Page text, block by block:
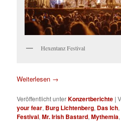
Hexentanz Festival
Weiterlesen →
Veröffentlicht unterKonzertberichte |
your fear, Burg Lichtenberg, Das Ich,
Festival,Mr. Irish Bastard,Mythemia